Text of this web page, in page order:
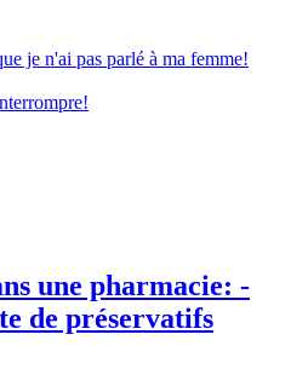
je n'ai pas parlé à ma femme!
une pharmacie: -
de préservatifs